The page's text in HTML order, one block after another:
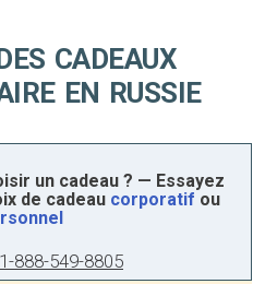
CADEAUX
EN RUSSIE
un cadeau ? — Essayez
de cadeau corporatif ou
1-888-549-8805